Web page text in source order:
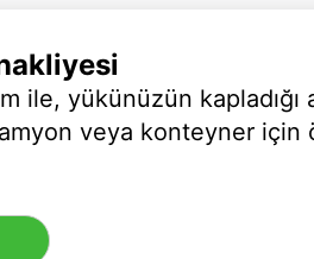
ile, yükünüzün kapladığı
veya konteyner için